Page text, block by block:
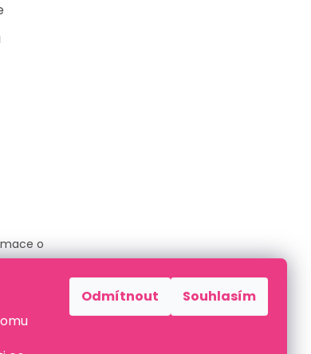
Odmítnout Souhlasím
o